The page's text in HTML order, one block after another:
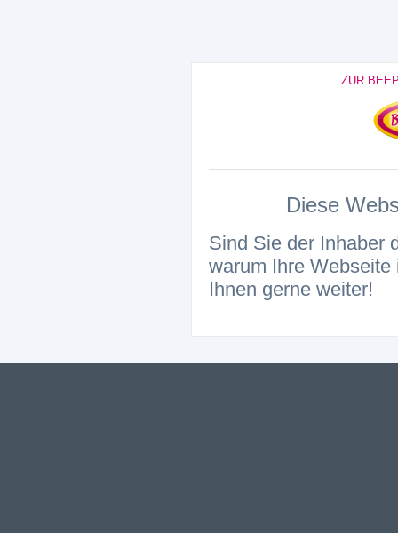
ZUR
Diese
Sind Sie der Inhaber
warum Ihre
Ihnen gerne weiter!